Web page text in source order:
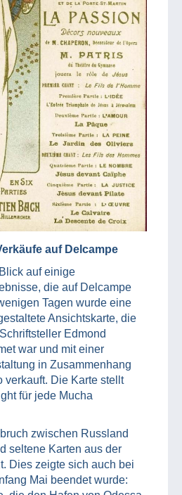
auf Delcampe
auf einige
die auf Delcampe
Tagen wurde eine
Ansichtskarte, die
Edmond
war und mit einer
in Zusammenhang
verkauft. Die Karte stellt
für jede Mucha
zwischen Russland
seltene Karten aus der
Dies zeigte sich auch bei
Mai beendet wurde: